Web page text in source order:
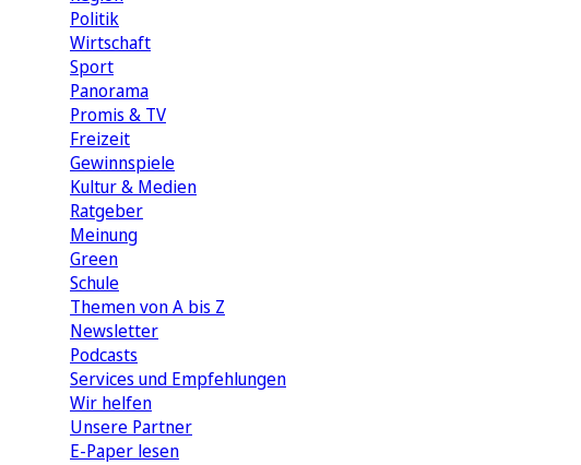
Politik
Wirtschaft
Sport
Panorama
Promis & TV
Freizeit
Gewinnspiele
Kultur & Medien
Ratgeber
Meinung
Green
Schule
Themen von A bis Z
Newsletter
Podcasts
Services und Empfehlungen
Wir helfen
Unsere Partner
E-Paper lesen